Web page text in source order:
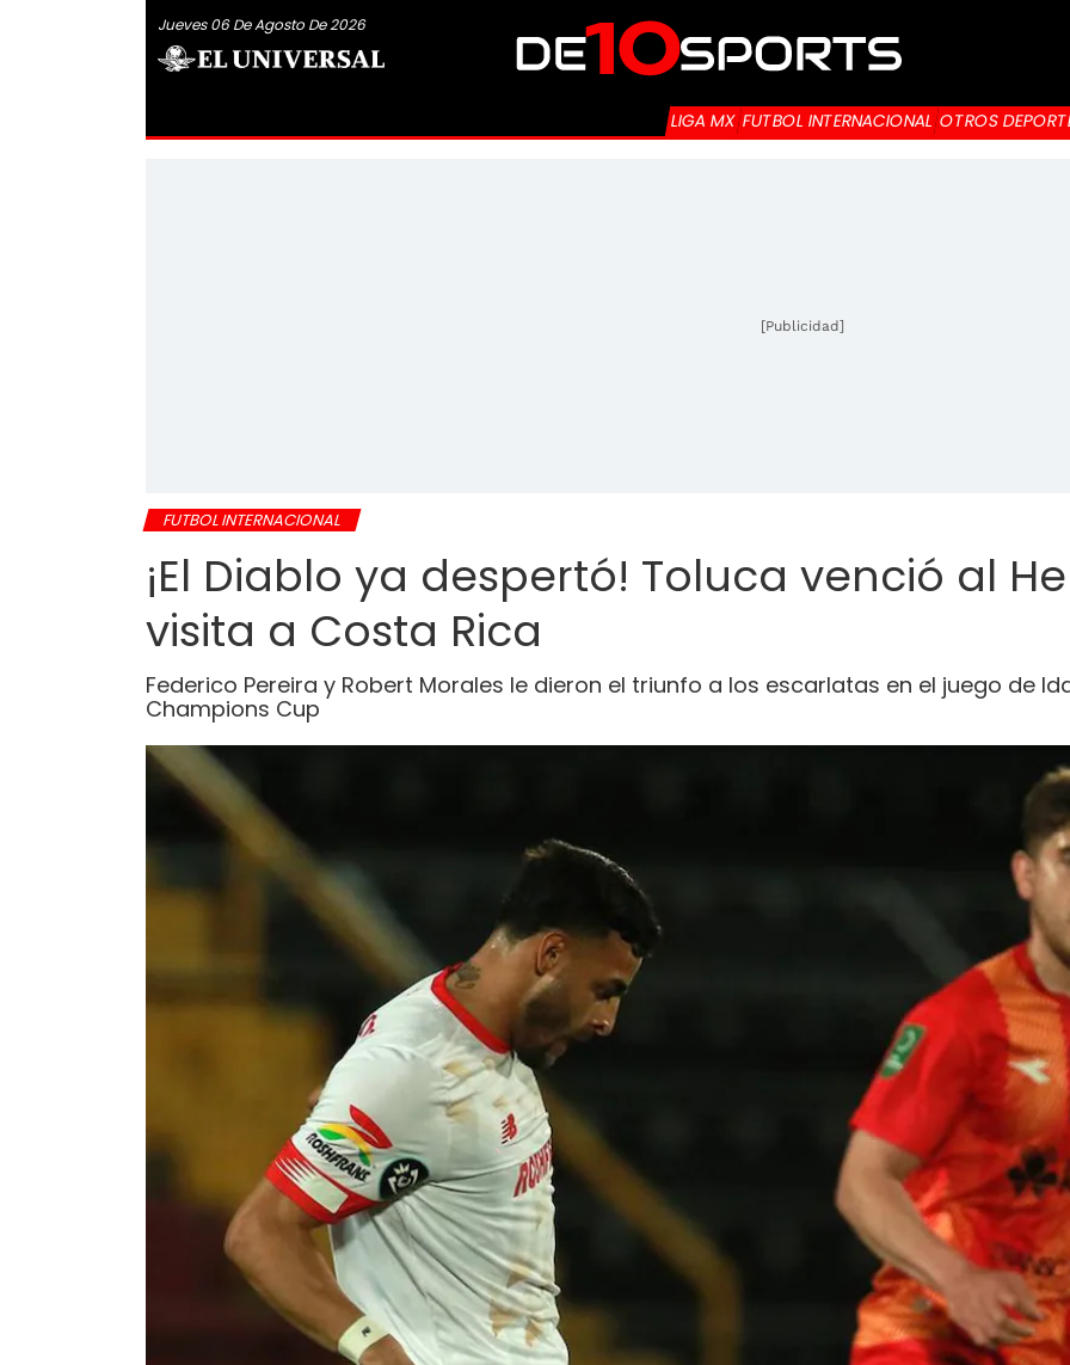
Jueves 06 De Agosto De 2026
LIGA MX FUTBOL INTERNACIONAL OTROS
[Publicidad]
FUTBOL INTERNACIONAL
¡El Diablo ya despertó! Toluca venció al
visita a Costa Rica
Federico Pereira y Robert Morales le dieron el triunfo a los escarlatas en el juego de
Champions Cup